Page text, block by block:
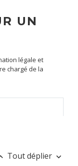
UN
légale et
chargé de la
Tout déplier keyboard_arrow_down